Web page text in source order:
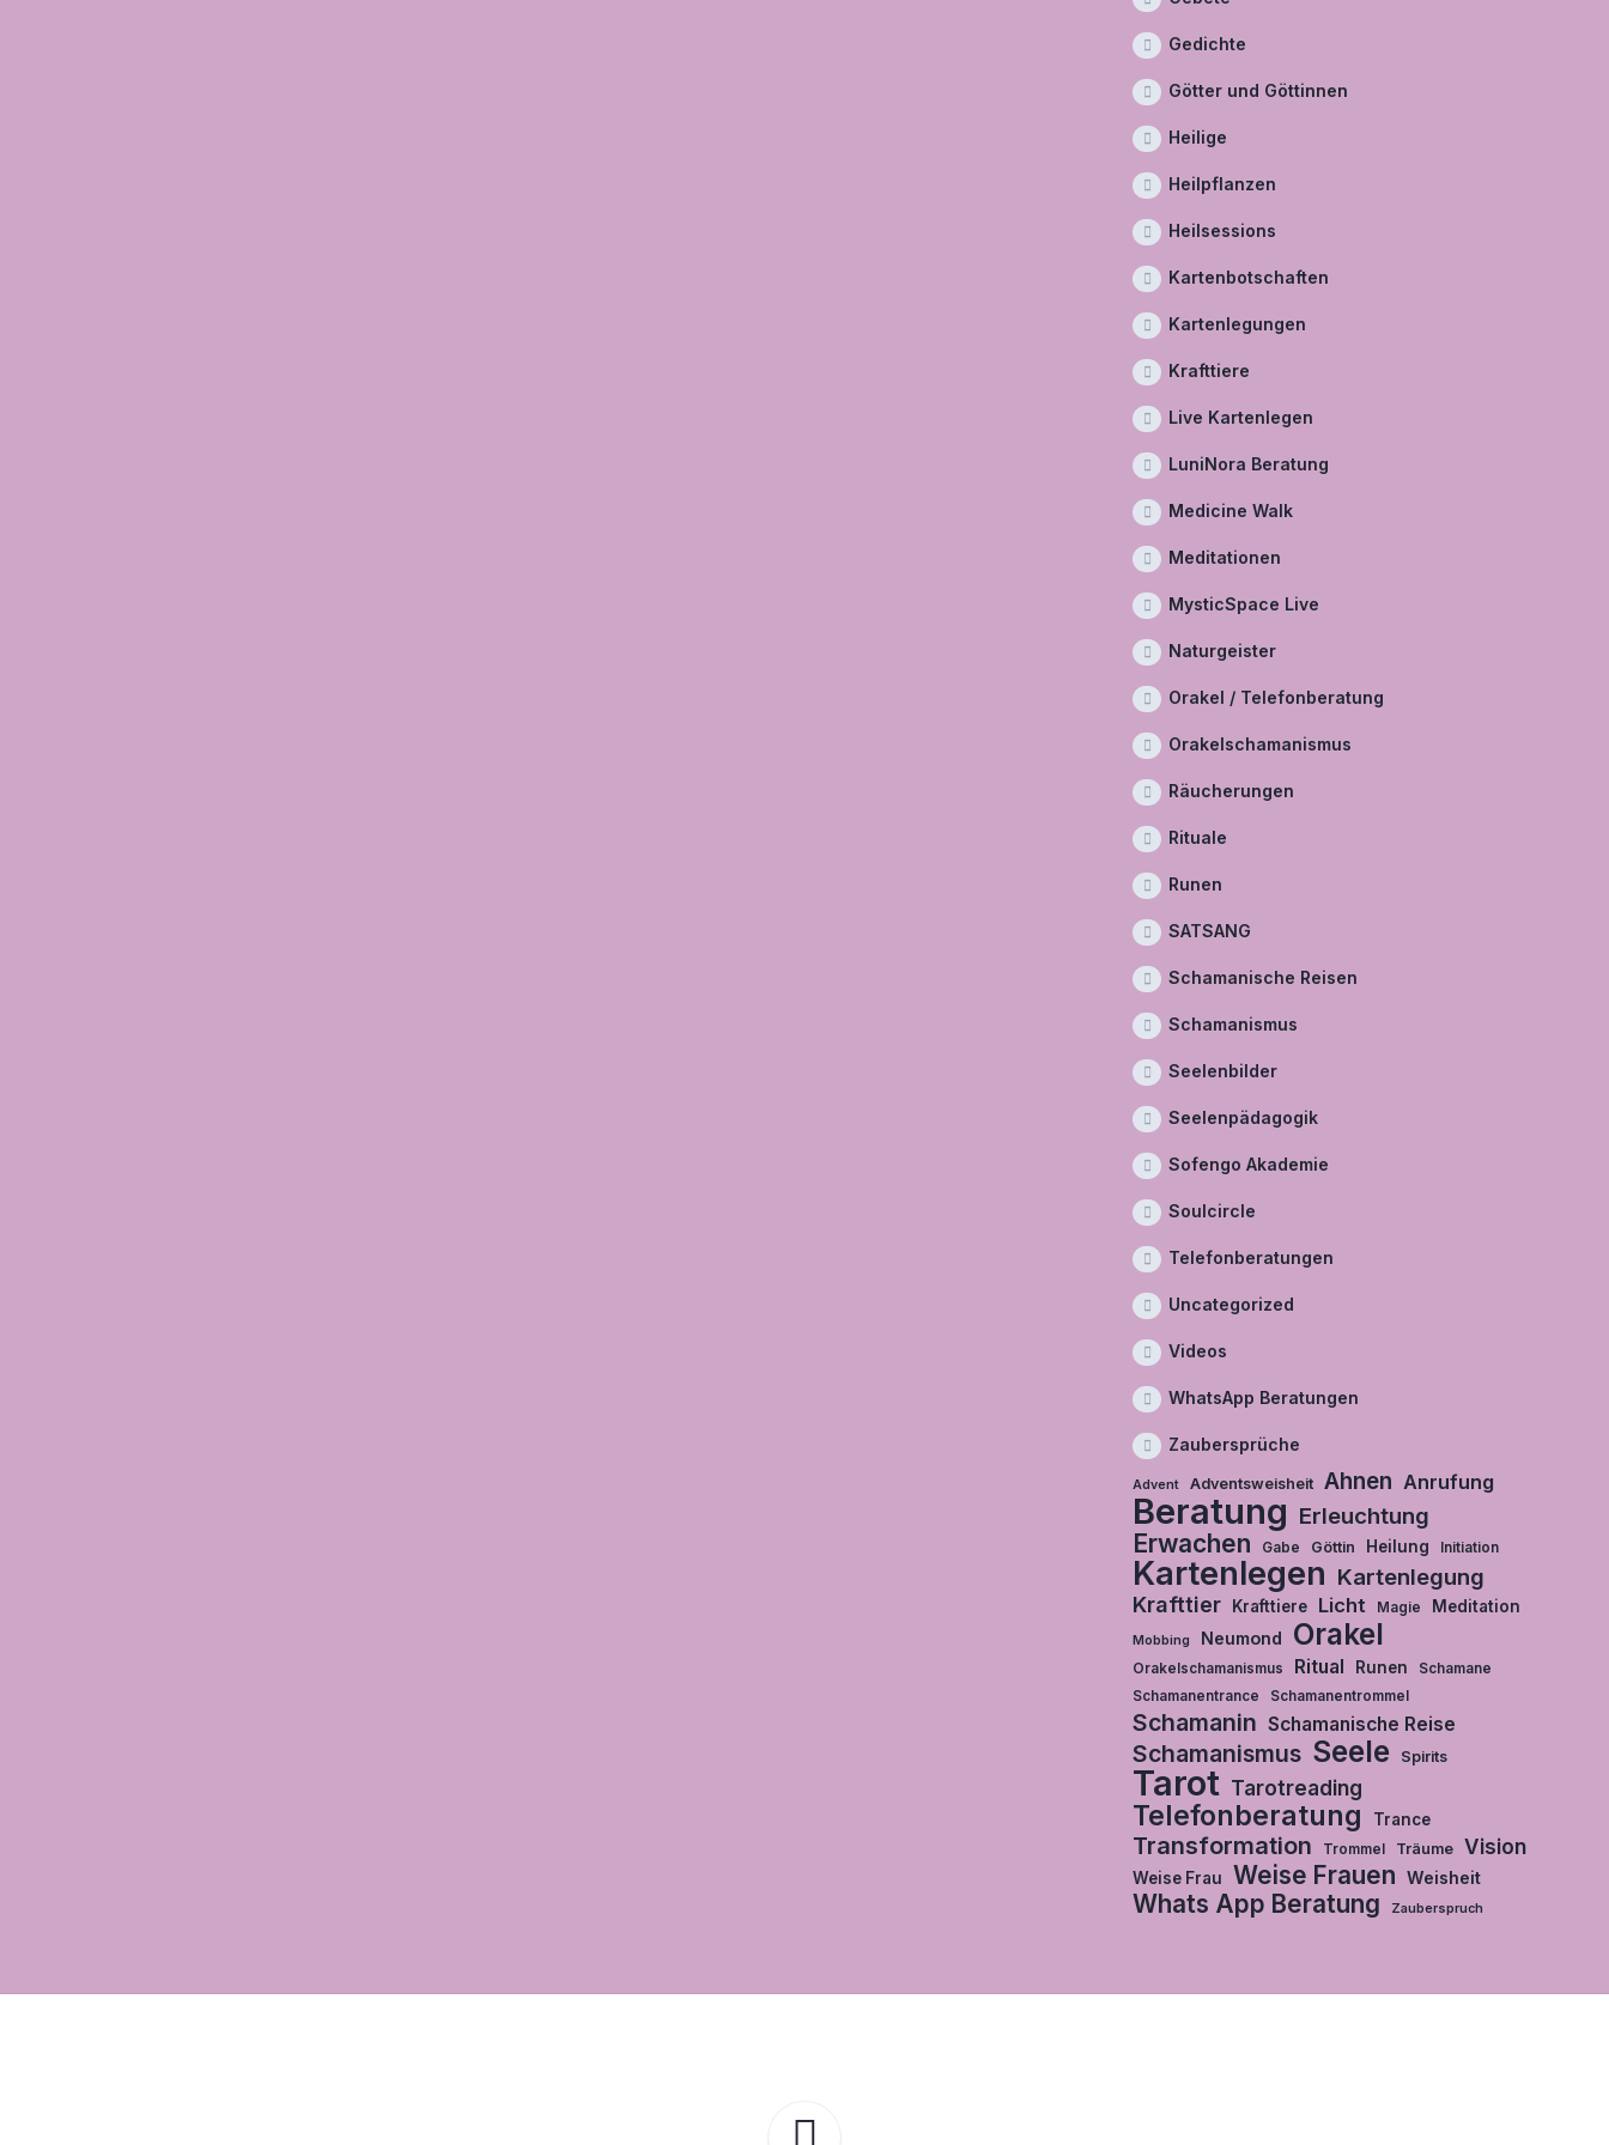
Gedichte
Götter und Göttinnen
Heilige
Heilpflanzen
Heilsessions
Kartenbotschaften
Kartenlegungen
Krafttiere
Live Kartenlegen
LuniNora Beratung
Medicine Walk
Meditationen
MysticSpace Live
Naturgeister
Orakel / Telefonberatung
Orakelschamanismus
Räucherungen
Rituale
Runen
SATSANG
Schamanische Reisen
Schamanismus
Seelenbilder
Seelenpädagogik
Sofengo Akademie
Soulcircle
Telefonberatungen
Uncategorized
Videos
WhatsApp Beratungen
Zaubersprüche
Advent Adventsweisheit Ahnen Anrufung
Beratung Erleuchtung
Erwachen Gabe Göttin Heilung Initiation
Kartenlegen Kartenlegung
Krafttier Krafttiere Licht Magie Meditation
Mobbing Neumond Orakel
Orakelschamanismus Ritual Runen
Schamane
Schamanentrance
Schamanentrommel
Schamanin Schamanische Reise
Schamanismus Seele Spirits
Tarot Tarotreading
Telefonberatung Trance
Transformation Trommel Träume Vision
Weise Frau Weise Frauen Weisheit
Whats App Beratung Zauberspruch